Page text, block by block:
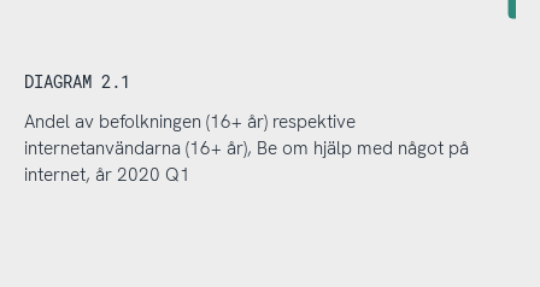
DIAGRAM 2.1
Andel av befolkningen (16+ år) respektive
internetanvändarna (16+ år), Be om hjälp med något på
internet, år 2020 Q1